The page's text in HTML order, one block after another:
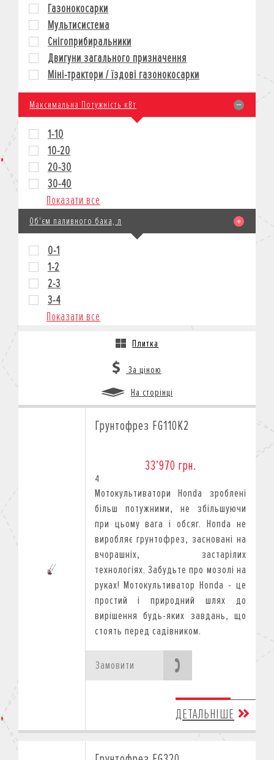
Газонокосарки
Мультисистема
Снігоприбиральники
Двигуни загального призначення
Міні-трактори / їздові газонокосарки
Максимальна Потужність кВт
1-10
10-20
20-30
30-40
Показати все
Об'єм паливного бака, л
0-1
1-2
2-3
3-4
Показати все
Плитка
За ціною
На сторінці
Грунтофрез FG110K2
33’970 грн.
4
Мотокультиватори Honda зроблені
більш потужними, не збільшуючи
при цьому вага і обсяг.Honda не
виробляє грунтофрез, засновані на
вчорашніх, застарілих
технологіях. Забудьте про мозолі на
руках! Мотокультиватор Honda - це
простий і природний шлях до
вирішення будь-яких завдань, що
стоять перед садівником.
Замовити
ДЕТАЛЬНІШЕ